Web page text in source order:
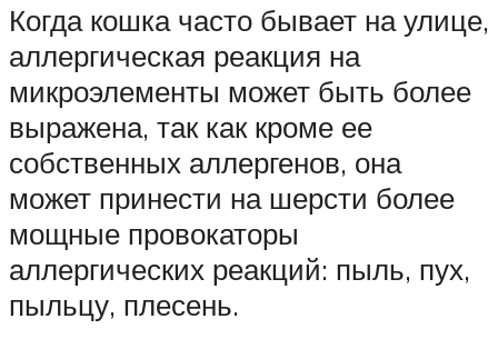
Когда кошка часто бывает на улице,
аллергическая реакция на
микроэлементы может быть более
выражена, так как кроме ее
собственных аллергенов, она
может принести на шерсти более
мощные провокаторы
аллергических реакций: пыль, пух,
пыльцу, плесень.